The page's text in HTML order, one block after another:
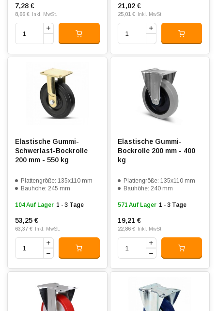
7,28 €
8,66 € Inkl. MwSt.
21,02 €
25,01 € Inkl. MwSt.
Elastische Gummi-
Schwerlast-Bockrolle
200 mm - 550 kg
Plattengröße: 135x110 mm
Bauhöhe: 245 mm
104 Auf Lager 1 - 3 Tage
53,25 €
63,37 € Inkl. MwSt.
Elastische Gummi-
Bockrolle 200 mm - 400
kg
Plattengröße: 135x110 mm
Bauhöhe: 240 mm
571 Auf Lager 1 - 3 Tage
19,21 €
22,86 € Inkl. MwSt.